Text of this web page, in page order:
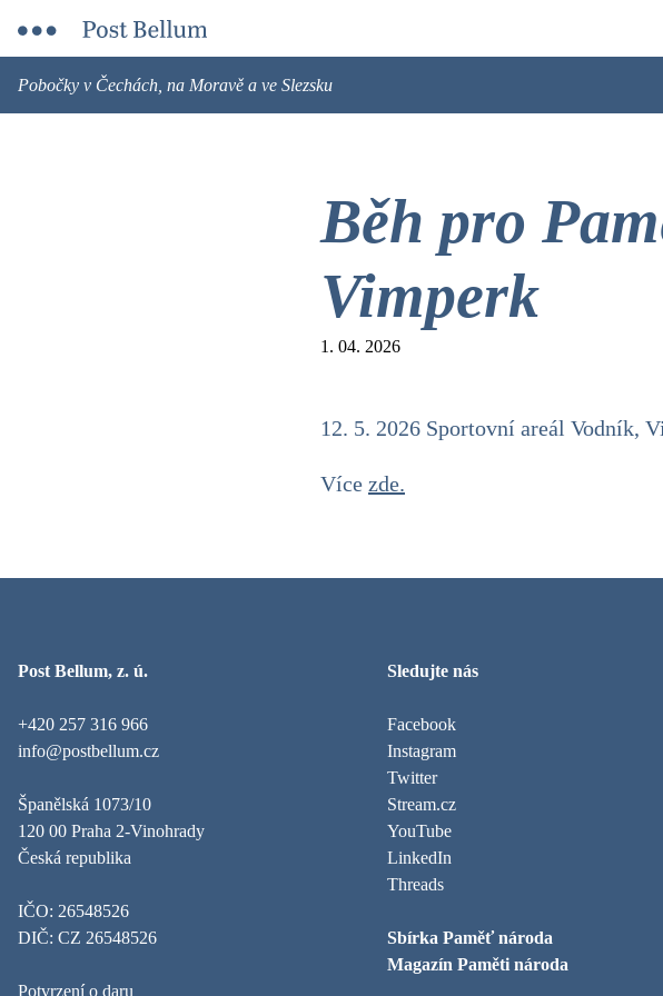
Pobočky v Čechách, na Moravě a ve Slezsku
Běh pro
Vimperk
1. 04. 2026
12. 5. 2026 Sportovní areál Vodník,
Více zde.
Post Bellum, z. ú.
+420 257 316 966
info@postbellum.cz
Španělská 1073/10
120 00 Praha 2-Vinohrady
Česká republika
IČO: 26548526
DIČ: CZ 26548526
Potvrzení o daru
Sledujte nás
Facebook
Instagram
Twitter
Stream.cz
YouTube
LinkedIn
Threads
Sbírka Paměť národa
Magazín Paměti národa